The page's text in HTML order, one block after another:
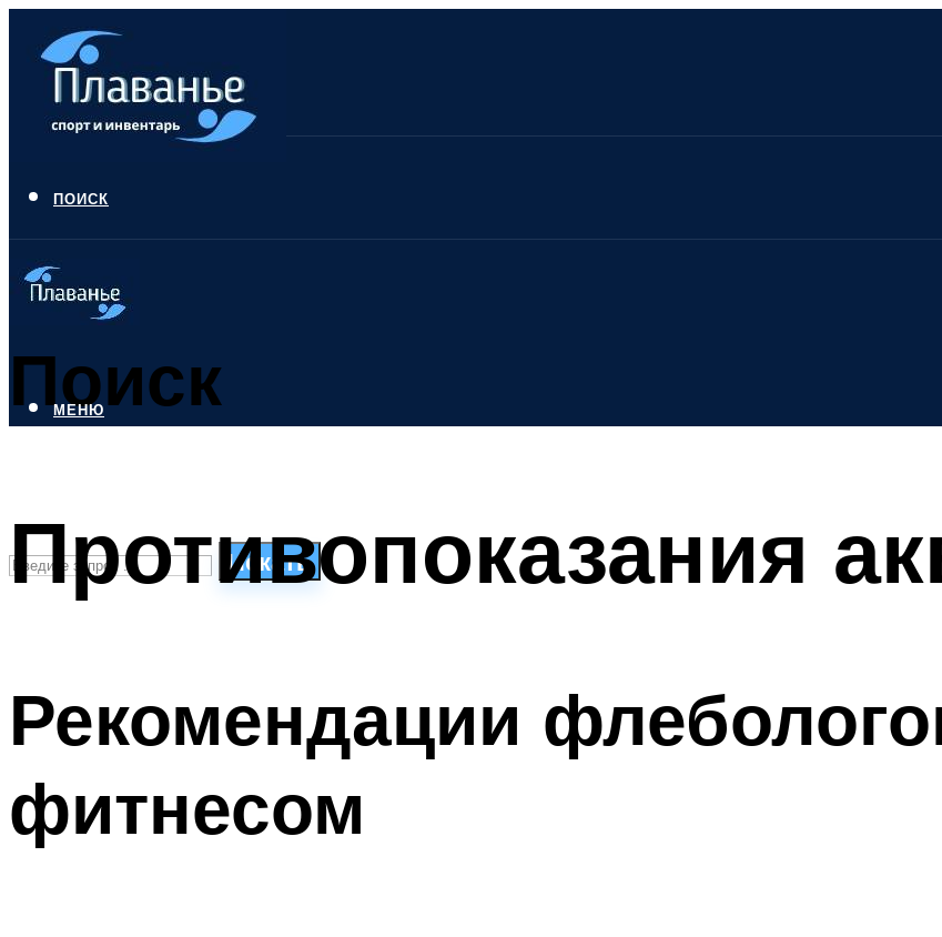
ПОИСК
Поиск
Искать
БАССЕЙН ДЛЯ ДОМА
МЕНЮ
МЕНЮ
Противопоказания
Рекомендации
фитнесом